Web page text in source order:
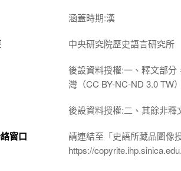
涵蓋時期:漢
中央研究院歷史語言研究所
後設資料授權:一、釋文部
灣（CC BY-NC-ND 3.0 TW
後設資料授權:二、其餘非釋
窗口
請連結至「史語所藏品圖像
https://